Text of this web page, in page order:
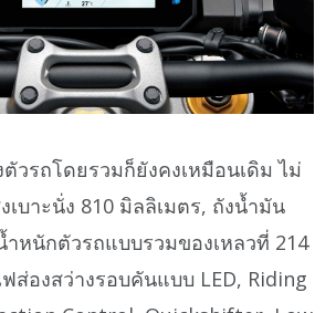
วรถโดยรวมก็ยังคงเหมือนเดิม ไม่
เบาะนั่ง 810 มิลลิเมตร, ถังน้ำมัน
หนักตัวรถแบบรวมของเหลวที่ 214
ส่องสว่างรอบคันแบบ LED, Riding